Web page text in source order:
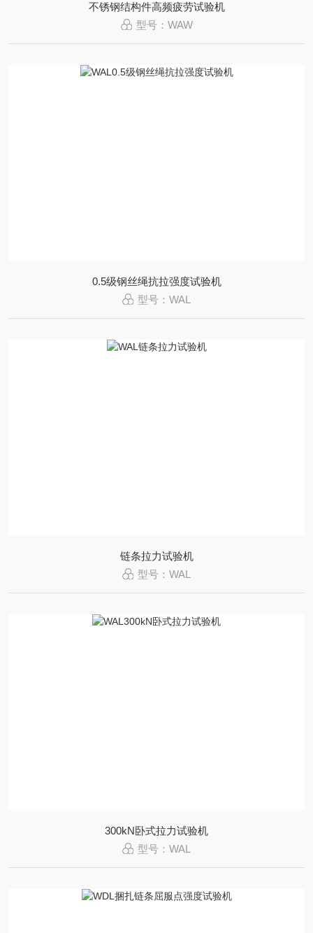
不锈钢结构件高频疲劳试验机
型号：WAW
0.5级钢丝绳抗拉强度试验机
型号：WAL
链条拉力试验机
型号：WAL
300kN卧式拉力试验机
型号：WAL